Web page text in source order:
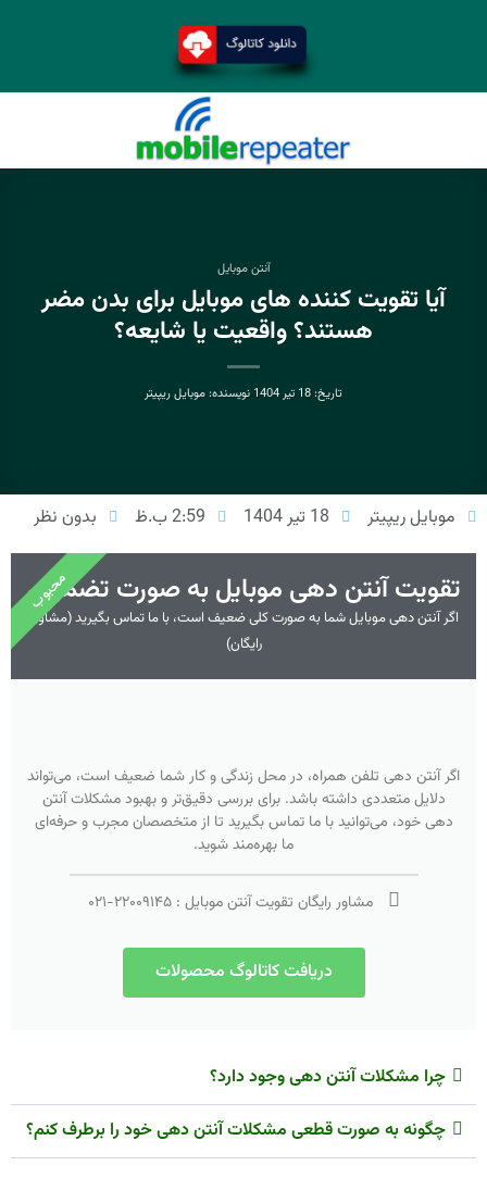
آنتن موبایل
آیا تقویت کننده های موبایل برای بدن مضر
هستند؟ واقعیت یا شایعه؟
تاریخ:18 تیر 1404 نویسنده:موبایل ریپیتر
موبایل ریپیتر 18 تیر 1404 2:59 ب.ظ بدون نظر
تقویت آنتن دهی موبایل به صورت تضمینی
اگر آنتن دهی موبایل شما به صورت کلی ضعیف است، با ما تماس بگیرید (مشاوره
رایگان)
اگر آنتن دهی تلفن همراه، در محل زندگی و کار شما ضعیف است، می‌تواند
دلایل متعددی داشته باشد. برای بررسی دقیق‌تر و بهبود مشکلات آنتن
دهی خود، می‌توانید با ما تماس بگیرید تا از متخصصان مجرب و حرفه‌ای
ما بهره‌مند شوید.
مشاور رایگان تقویت آنتن موبایل :۲۲۰۰۹۱۴۵-۰۲۱
دریافت کاتالوگ محصولات
محبوب
چرا مشکلات آنتن دهی وجود دارد؟
چگونه به صورت قطعی مشکلات آنتن دهی خود را برطرف کنم؟